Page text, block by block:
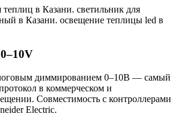
теплиц в Казани. светильник для
в Казани. освещение теплицы led в
диммированием 0–10В — самый
в коммерческом и
Совместимость с контроллерами
Electric.